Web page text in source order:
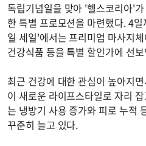
독립기념일을 맞아 '헬스코리아'
한 특별 프로모션을 마련했다. 4
일 세일'에서는 프리미엄 마사지
건강식품 등을 특별 할인가에 선
최근 건강에 대한 관심이 높아지
이 새로운 라이프스타일로 자리
는 냉방기 사용 증가와 피로 누적
꾸준히 늘고 있다.